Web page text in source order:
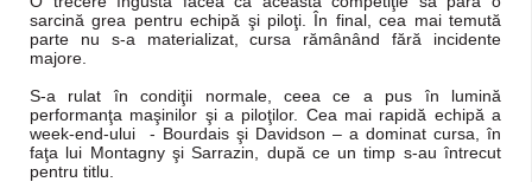
sarcină grea pentru echipă şi piloţi. În final, cea mai temută
parte nu s-a materializat, cursa rămânând fără incidente
majore.
S-a rulat în condiţii normale, ceea ce a pus în lumină
performanţa maşinilor şi a piloţilor. Cea mai rapidă echipă a
week-end-ului - Bourdais şi Davidson – a dominat cursa, în
faţa lui Montagny şi Sarrazin, după ce un timp s-au întrecut
pentru titlu.